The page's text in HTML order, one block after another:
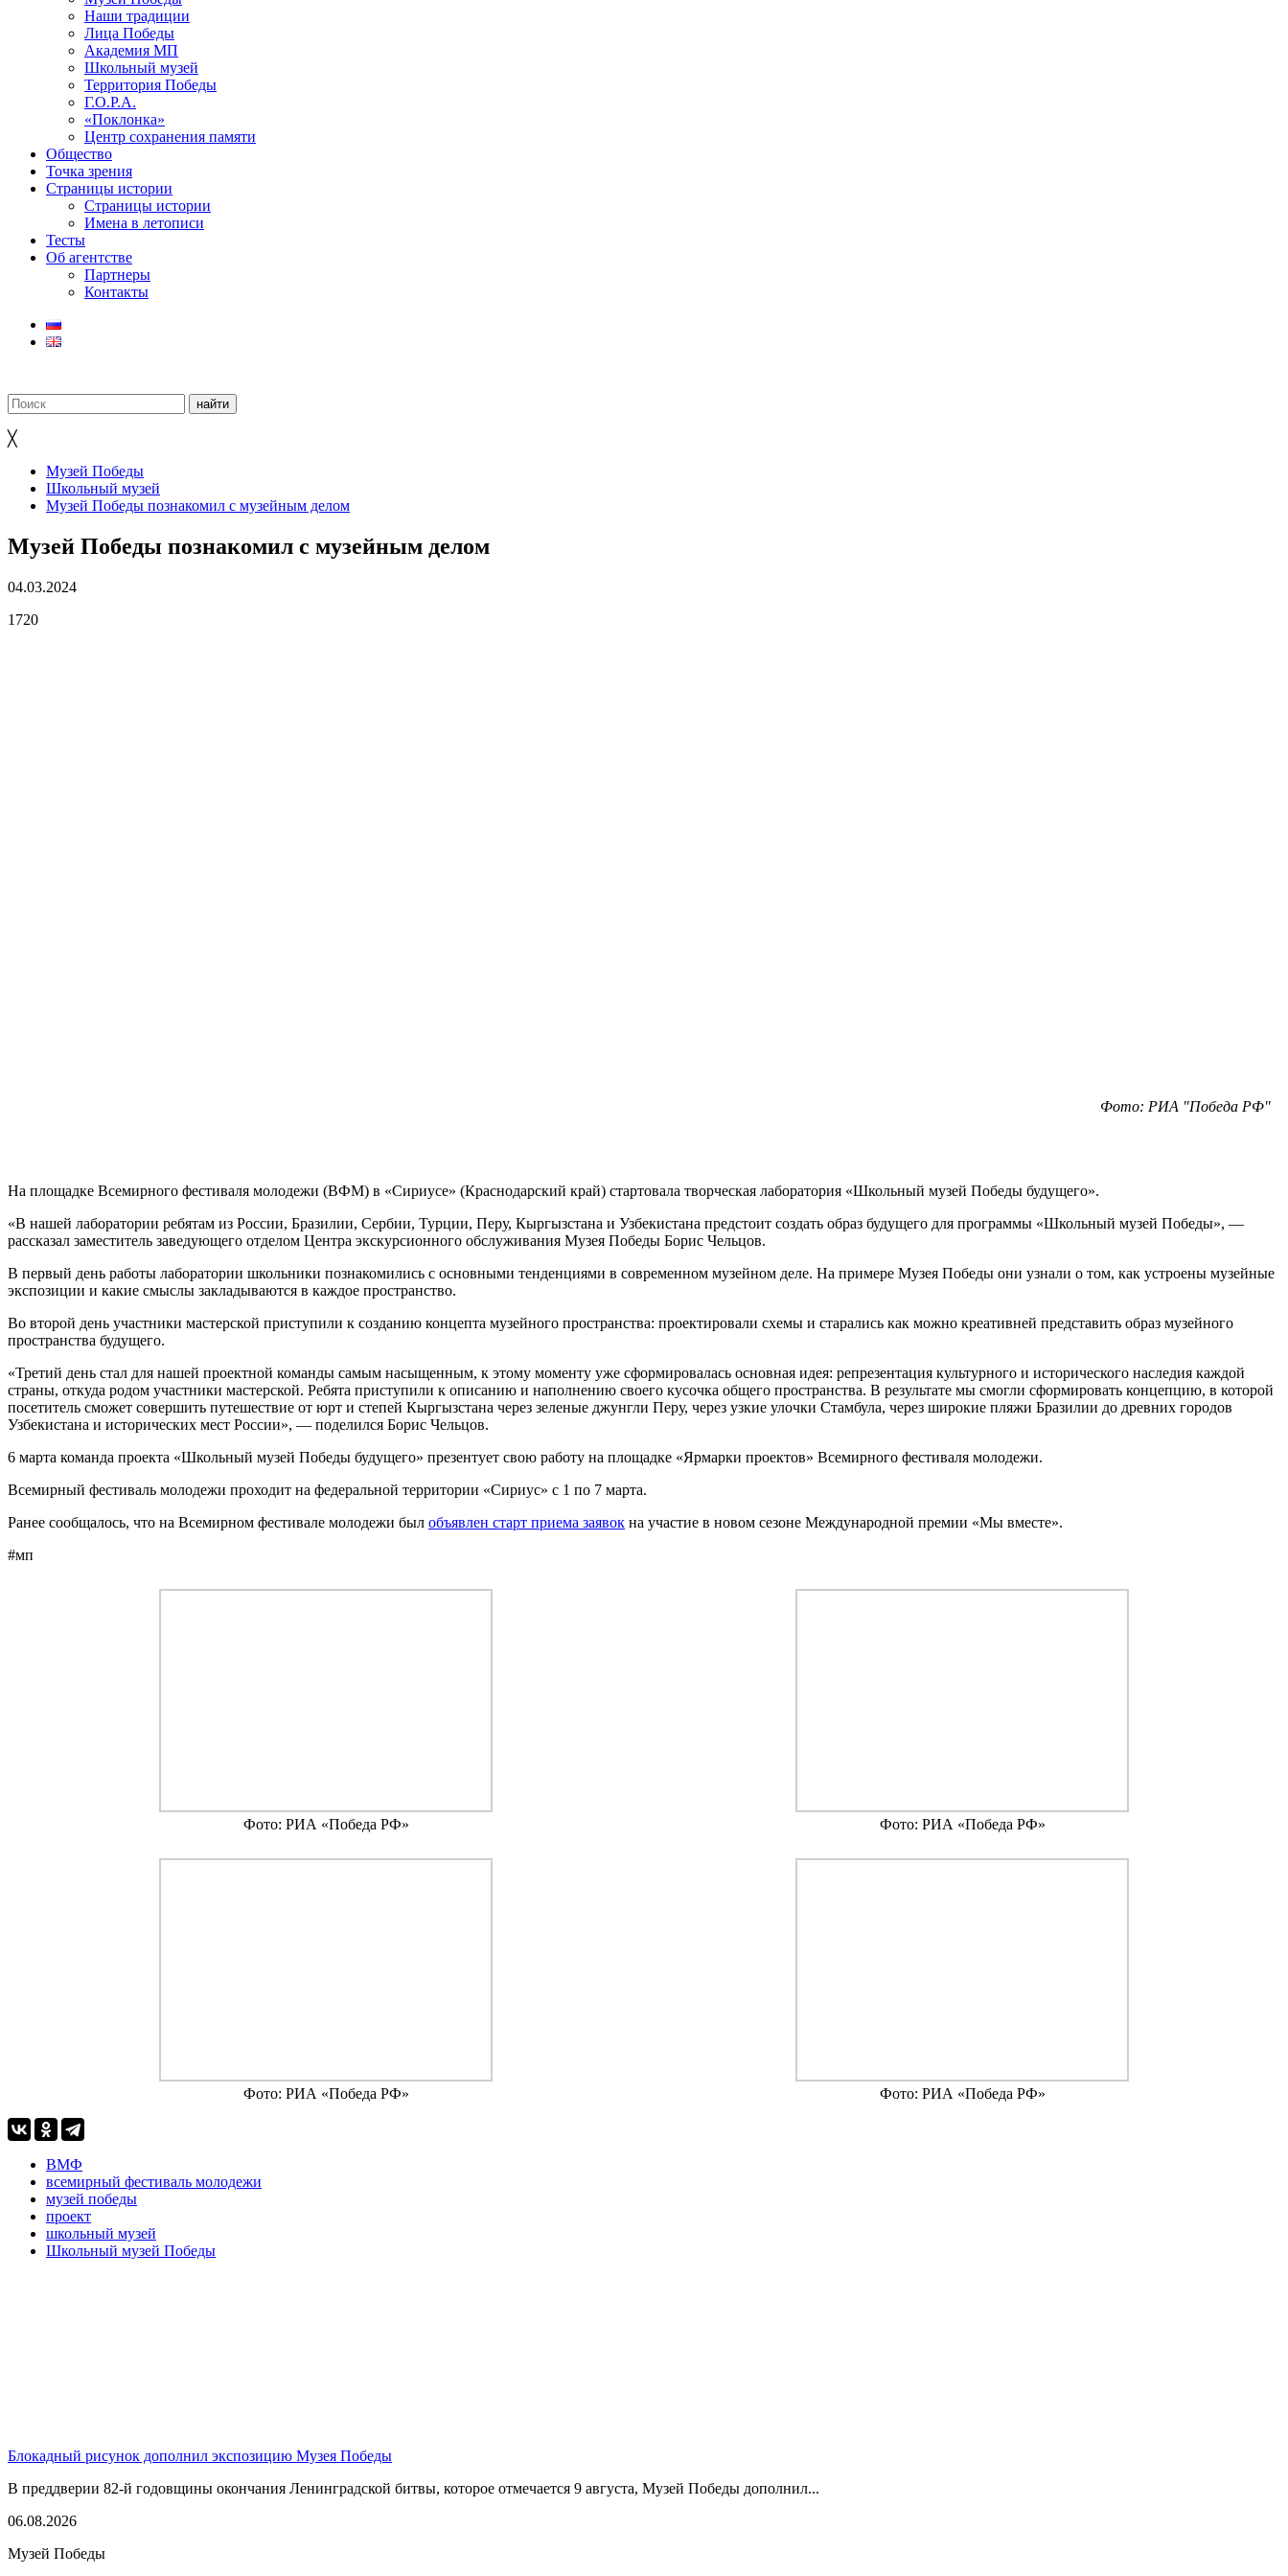
Наши традиции
Лица Победы
Академия МП
Школьный музей
Территория Победы
Г.О.Р.А.
«Поклонка»
Центр сохранения памяти
Общество
Точка зрения
Страницы истории
Страницы истории
Имена в летописи
Тесты
Об агентстве
Партнеры
Контакты
╳
Музей Победы
Школьный музей
Музей Победы познакомил с музейным делом
Музей Победы познакомил с музейным делом
04.03.2024
1720
Фото: РИА "Победа РФ"
На площадке Всемирного фестиваля молодежи (ВФМ) в «Сириусе» (Краснодарский край) стартовала творческая лаборатория «Школьный музей Победы будущего».
«В нашей лаборатории ребятам из России, Бразилии, Сербии, Турции, Перу, Кыргызстана и Узбекистана предстоит создать образ будущего для программы «Школьный музей Победы», —
рассказал заместитель заведующего отделом Центра экскурсионного обслуживания Музея Победы Борис Чельцов.
В первый день работы лаборатории школьники познакомились с основными тенденциями в современном музейном деле. На примере Музея Победы они узнали о том, как устроены музейные
экспозиции и какие смыслы закладываются в каждое пространство.
Во второй день участники мастерской приступили к созданию концепта музейного пространства: проектировали схемы и старались как можно креативней представить образ музейного
пространства будущего.
«Третий день стал для нашей проектной команды самым насыщенным, к этому моменту уже сформировалась основная идея: репрезентация культурного и исторического наследия каждой
страны, откуда родом участники мастерской. Ребята приступили к описанию и наполнению своего кусочка общего пространства. В результате мы смогли сформировать концепцию, в которой
посетитель сможет совершить путешествие от юрт и степей Кыргызстана через зеленые джунгли Перу, через узкие улочки Стамбула, через широкие пляжи Бразилии до древних городов
Узбекистана и исторических мест России», — поделился Борис Чельцов.
6 марта команда проекта «Школьный музей Победы будущего» презентует свою работу на площадке «Ярмарки проектов» Всемирного фестиваля молодежи.
Всемирный фестиваль молодежи проходит на федеральной территории «Сириус» с 1 по 7 марта.
Ранее сообщалось, что на Всемирном фестивале молодежи был объявлен старт приема заявок на участие в новом сезоне Международной премии «Мы вместе».
#мп
Фото: РИА «Победа РФ» Фото: РИА «Победа РФ»
Фото: РИА «Победа РФ» Фото: РИА «Победа РФ»
ВМФ
всемирный фестиваль молодежи
музей победы
проект
школьный музей
Школьный музей Победы
Блокадный рисунок дополнил экспозицию Музея Победы
В преддверии 82-й годовщины окончания Ленинградской битвы, которое отмечается 9 августа, Музей Победы дополнил...
06.08.2026
Музей Победы